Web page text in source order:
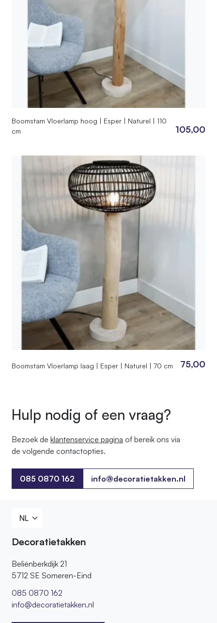
Boomstam Vloerlamp hoog | Esper | Naturel | 110
cm
105,00
Boomstam Vloerlamp laag | Esper | Naturel | 70 cm 75,00
Hulp nodig of een vraag?
Bezoek de klantenservice pagina of bereik ons ​​via
de volgende contactopties.
085 0870 162
085 0870 162
info@decoratietakken.nl
Decoratietakken
Beliënberkdijk 21
5712 SE Someren-Eind
085 0870 162
info@decoratietakken.nl